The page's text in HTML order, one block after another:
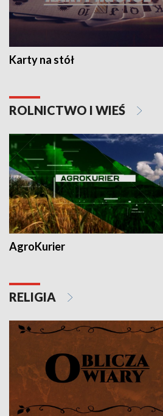
Karty na stół
ROLNICTWO I WIEŚ
AgroKurier
RELIGIA